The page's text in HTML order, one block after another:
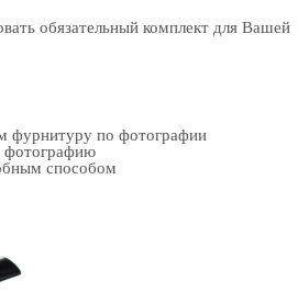
обязательный комплект для Вашей
фурнитуру по фотографии
фотографию
способом